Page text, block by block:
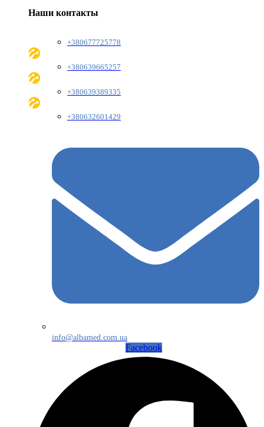
Наши контакты
+380677725778
+380639665257
+380639389335
+380632601429
info@albamed.com.ua
Facebook